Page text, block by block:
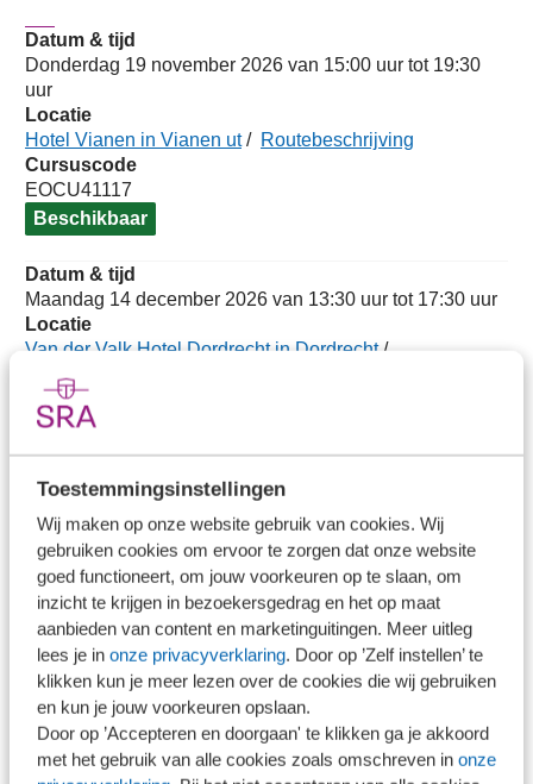
Toestemmingsinstellingen
Wij maken op onze website gebruik van cookies. Wij
gebruiken cookies om ervoor te zorgen dat onze website
goed functioneert, om jouw voorkeuren op te slaan, om
inzicht te krijgen in bezoekersgedrag en het op maat
aanbieden van content en marketinguitingen. Meer uitleg
lees je in onze privacyverklaring. Door op ’Zelf instellen’ te
klikken kun je meer lezen over de cookies die wij gebruiken
en kun je jouw voorkeuren opslaan.
Door op ’Accepteren en doorgaan' te klikken ga je akkoord
met het gebruik van alle cookies zoals omschreven in onze
Datum & tijd
Donderdag 19 november 2026 van 15:00 uur tot 19:30
uur
Locatie
Hotel Vianen in Vianen ut/ Routebeschrijving
Cursuscode
EOCU41117
Beschikbaar
Datum & tijd
Maandag 14 december 2026 van 13:30 uur tot 17:30 uur
Locatie
Van der Valk Hotel Dordrecht in Dordrecht/
Routebeschrijving
Cursuscode
EOCU41907
Beschikbaar
Maandag 28 juni 2027 van 15:00 uur tot 19:30 uur
Locatie
Hotel Vianen in Vianen ut/Routebeschrijving
Cursuscode
EOCU41888
Beschikbaar
Docent(en)